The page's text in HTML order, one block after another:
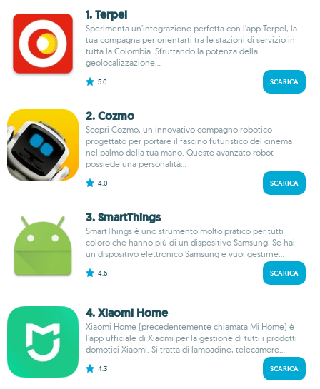
1. Terpel
Sperimenta un’integrazione perfetta con l’app Terpel, la
tua compagna per orientarti tra le stazioni di servizio in
tutta la Colombia. Sfruttando la potenza della
geolocalizzazione...
5.0 SCARICA
2. Cozmo
Scopri Cozmo, un innovativo compagno robotico
progettato per portare il fascino futuristico del cinema
nel palmo della tua mano. Questo avanzato robot
possiede una personalità...
4.0 SCARICA
3. Smart​Things
SmartThings è uno strumento molto pratico per tutti
coloro che hanno più di un dispositivo Samsung. Se hai
un dispositivo elettronico Samsung e vuoi gestirne...
4.6 SCARICA
4. Xiaomi Home
Xiaomi Home (precedentemente chiamata Mi Home) è
l'app ufficiale di Xiaomi per la gestione di tutti i prodotti
domotici Xiaomi. Si tratta di lampadine, telecamere...
4.3 SCARICA